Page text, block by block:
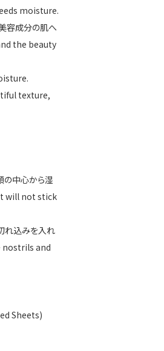
moisture.
容成分の肌へ
the beauty
texture,
の中心から湿
it will not stick
れ込みを入れ
nostrils and
Sheets)